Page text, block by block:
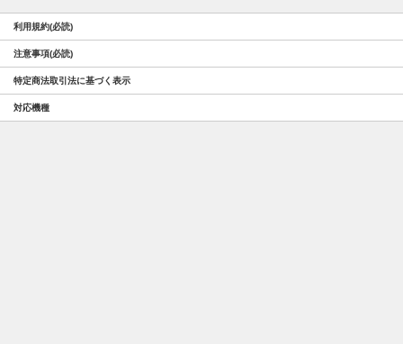
利用規約(必読)
注意事項(必読)
特定商法取引法に基づく表示
対応機種